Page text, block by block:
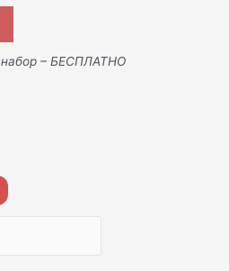
набор – БЕСПЛАТНО